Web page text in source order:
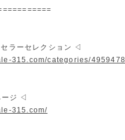
ラーセレクション ◁
315.com/categories/4959478
ジ ◁
315.com/